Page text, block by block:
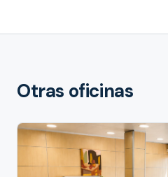
Otras oficinas